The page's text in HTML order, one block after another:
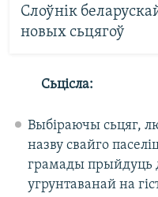
Слоўнік
новых сьцягоў
Сьцісла:
Выбіраючы сьцяг,
назву свайго
грамады прыйдуць
угрунтаванай на